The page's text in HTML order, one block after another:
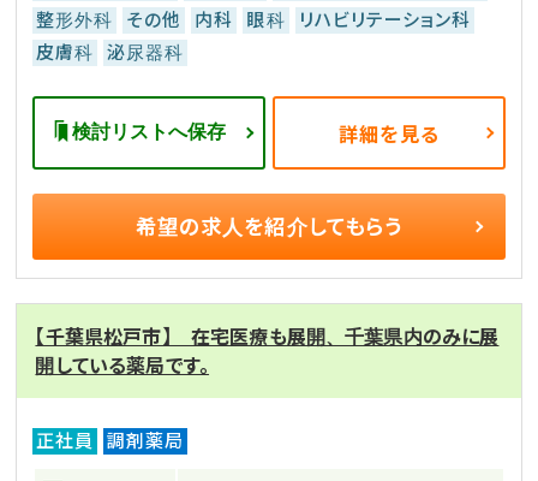
整形外科
その他 内科 眼科
リハビリテーション科
皮膚科
泌尿器科
検討リストへ保存 詳細を見る
希望の求人を紹介してもらう
【千葉県松戸市】 在宅医療も展開、千葉県内のみに展
開している薬局です。
正社員 調剤薬局